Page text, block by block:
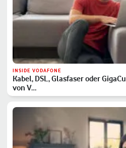
INSIDE VODAFONE
Kabel, DSL, Glasfaser oder
von V…